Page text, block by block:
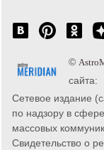
©
сайта:
Сетевое издание
по надзору в
массовых
Свидетельство о